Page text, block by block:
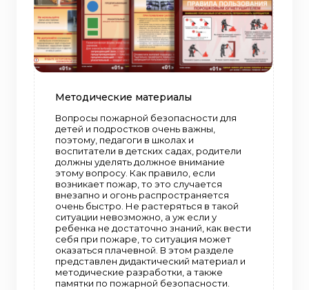
Методические материалы
Вопросы пожарной безопасности для
детей и подростков очень важны,
поэтому, педагоги в школах и
воспитатели в детских садах, родители
должны уделять должное внимание
этому вопросу. Как правило, если
возникает пожар, то это случается
внезапно и огонь распространяется
очень быстро. Не растеряться в такой
ситуации невозможно, а уж если у
ребенка не достаточно знаний, как вести
себя при пожаре, то ситуация может
оказаться плачевной. В этом разделе
представлен дидактический материал и
методические разработки, а также
памятки по пожарной безопасности.